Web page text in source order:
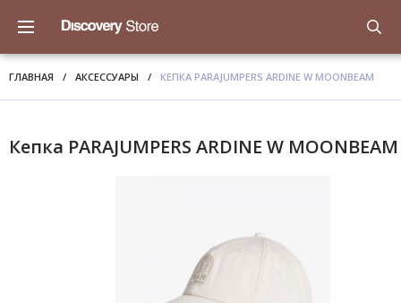
ГЛАВНАЯ / АКСЕССУАРЫ / КЕПКА PARAJUMPERS ARDINE W MOONBEAM
Кепка PARAJUMPERS ARDINE W MOONBEAM